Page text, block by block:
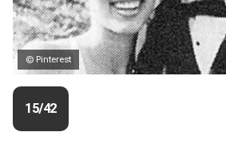
© Pinterest
15/42